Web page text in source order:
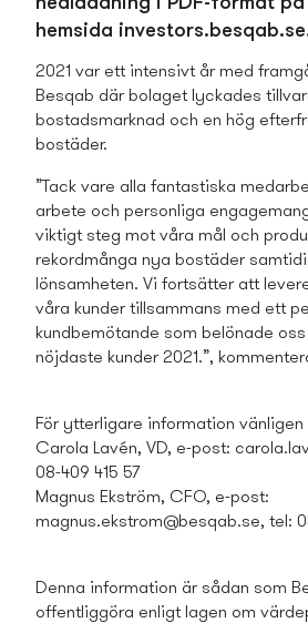
hemsida
2021 var ett intensivt år med
Besqab där bolaget lyckades
bostads­marknad och en hög
bostäder.
”Tack vare alla fantastiska
arbete och personliga
viktigt steg mot våra mål och
rekordmånga nya bostäder
lönsamheten. Vi fortsätter att
våra kunder tillsamman­s med ett
kundbemötande som belönade
nöjdaste kunder 2021.”,
För ytterligare information vänligen
Carola Lavén, VD, e-post:
08-409 415 57
Magnus Ekström, CFO, e-post:
magnus.ekstrom@besqab.se, tel:
Denna information är sådan som
offentliggöra enligt lagen om